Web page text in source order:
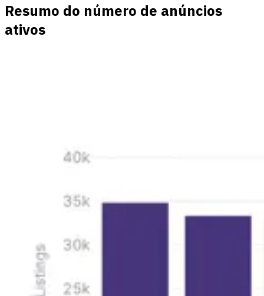
Resumo do número de anúncios
ativos